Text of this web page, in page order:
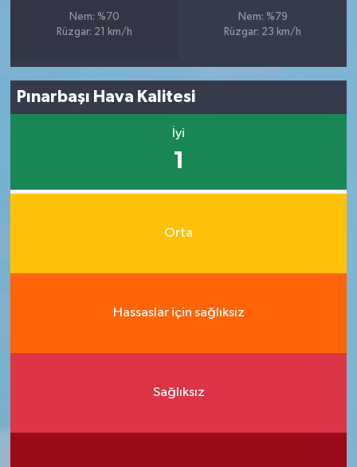
Nem: %70
Rüzgar: 21 km/h
Nem: %79
Rüzgar: 23 km/h
Pınarbaşı Hava Kalitesi
İyi
1
Orta
Hassaslar için sağlıksız
Sağlıksız